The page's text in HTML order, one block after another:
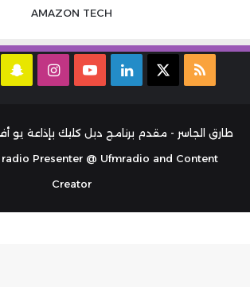
AMAZON TECH
ملخص
RSS
لينكدإن ‫YouTube
طارق الجاسر - مقدم برنامج دبل كليك بإذاعة
Presenter @ Ufmradio and Content
Creator